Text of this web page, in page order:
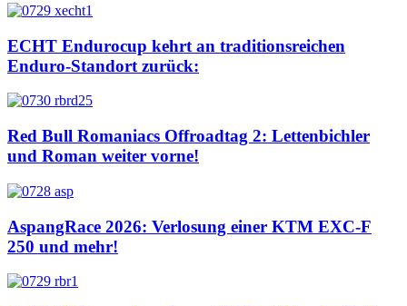
ECHT Endurocup kehrt an traditionsreichen
Enduro-Standort zurück:
Red Bull Romaniacs Offroadtag 2: Lettenbichler
und Roman weiter vorne!
AspangRace 2026: Verlosung einer KTM EXC-F
250 und mehr!